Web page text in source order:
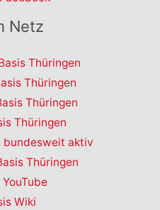
Netz
Thüringen
Thüringen
Thüringen
Thüringen
bundesweit aktiv
Thüringen
Wiki